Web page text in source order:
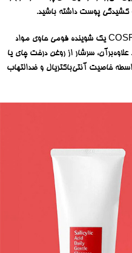
پوست داشته باشید.
پاک کننده ملایم روزانه سالیسیلیک اسید COSRX یک شوینده فومی حاوی مواد
سرشار از روغن درخت چای یا
خاصیت آنتی‌باکتریال و ضدالتهاب